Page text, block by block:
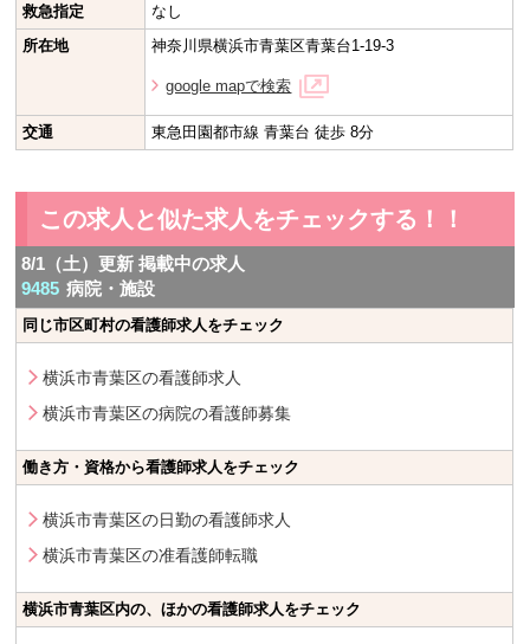
救急指定
なし
所在地
神奈川県横浜市青葉区青葉台1-19-3
google mapで検索
交通 東急田園都市線 青葉台 徒歩 8分
この求人と似た求人をチェックする！！
8/1（土）更新 掲載中の求人
9485 病院・施設
同じ市区町村の看護師求人をチェック
横浜市青葉区の看護師求人
横浜市青葉区の病院の看護師募集
働き方・資格から看護師求人をチェック
横浜市青葉区の日勤の看護師求人
横浜市青葉区の准看護師転職
横浜市青葉区内の、ほかの看護師求人をチェック